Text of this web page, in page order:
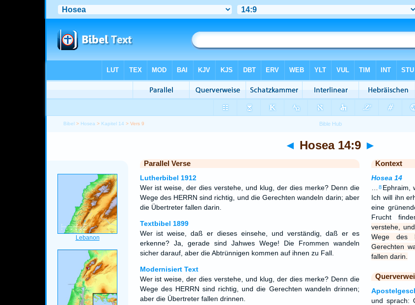
Bibel > Hosea > Kapitel 14 > Vers 9
◄ Hosea 14:9 ►
Parallel Verse
Lutherbibel 1912
Wer ist weise, der dies verstehe, und klug, der dies merke? Denn die
Wege des HERRN sind richtig, und die Gerechten wandeln darin; aber
die Übertreter fallen darin.
Textbibel 1899
Wer ist weise, daß er dieses einsehe, und verständig, daß er es
erkenne? Ja, gerade sind Jahwes Wege! Die Frommen wandeln
sicher darauf, aber die Abtrünnigen kommen auf ihnen zu Fall.
Modernisiert Text
Wer ist weise, der dies verstehe, und klug, der dies merke? Denn die
Wege des HERRN sind richtig, und die Gerechten wandeln drinnen;
aber die Übertreter fallen drinnen.
Kontext
Hosea 14
8 Ephraim,
Ich will ihn
eine
Frucht
verstehe,
Wege des
Gerechten
fallen darin.
und sprach: